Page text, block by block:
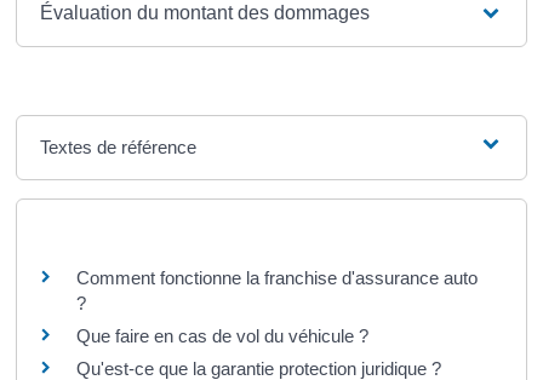
Évaluation du montant des dommages
Textes de référence
Comment fonctionne la franchise d'assurance auto
?
Que faire en cas de vol du véhicule ?
Qu'est-ce que la garantie protection juridique ?